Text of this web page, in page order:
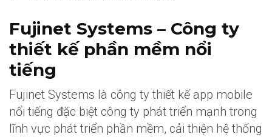
Fujinet Systems – Công ty
thiết kế phần mềm nổi
tiếng
Fujinet Systems là công ty thiết kế app mobile
nổi tiếng đặc biệt công ty phát triển mạnh trong
lĩnh vực phát triển phần mềm, cải thiện hệ thống